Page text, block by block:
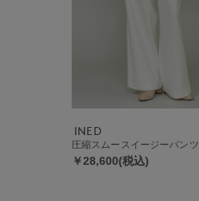
INED
圧縮スムースイージーパンツ
￥28,600(税込)